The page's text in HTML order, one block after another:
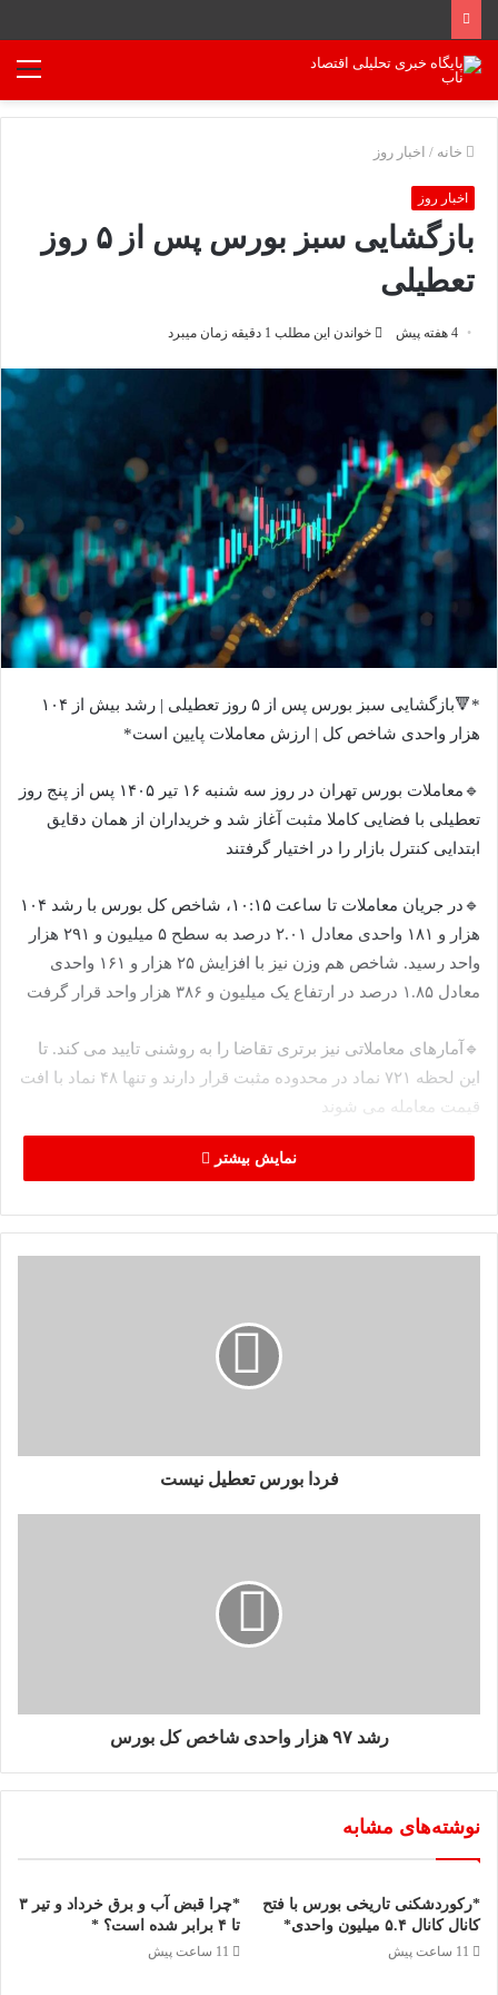
منو
خانه / اخبار روز
اخبار روز
بازگشایی سبز بورس پس از ۵ روز
تعطیلی
4 هفته پیش خواندن این مطلب 1 دقیقه زمان میبرد
*🔻بازگشایی سبز بورس پس از ۵ روز تعطیلی | رشد بیش از ۱۰۴
هزار واحدی شاخص کل | ارزش معاملات پایین است*
🔹معاملات بورس تهران در روز سه شنبه ۱۶ تیر ۱۴۰۵ پس از پنج روز
تعطیلی با فضایی کاملا مثبت آغاز شد و خریداران از همان دقایق
ابتدایی کنترل بازار را در اختیار گرفتند
🔹در جریان معاملات تا ساعت ۱۰:۱۵، شاخص کل بورس با رشد ۱۰۴
هزار و ۱۸۱ واحدی معادل ۲.۰۱ درصد به سطح ۵ میلیون و ۲۹۱ هزار
واحد رسید. شاخص هم وزن نیز با افزایش ۲۵ هزار و ۱۶۱ واحدی
معادل ۱.۸۵ درصد در ارتفاع یک میلیون و ۳۸۶ هزار واحد قرار گرفت
🔹آمارهای معاملاتی نیز برتری تقاضا را به روشنی تایید می کند. تا
این لحظه ۷۲۱ نماد در محدوده مثبت قرار دارند و تنها ۴۸ نماد با افت
قیمت معامله می شوند
بازگشایی سبز بورس پس از 5 روز تعطیلی
نمایش بیشتر
فردا بورس تعطیل نیست
رشد ۹۷ هزار واحدی شاخص کل بورس
نوشته‌های مشابه
*رکوردشکنی تاریخی بورس با فتح
کانال کانال ۵.۴ میلیون واحدی*
11 ساعت پیش
*چرا قبض آب و برق خرداد و تیر ۳
تا ۴ برابر شده است؟ *
11 ساعت پیش